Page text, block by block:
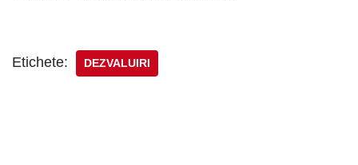
Etichete: DEZVALUIRI